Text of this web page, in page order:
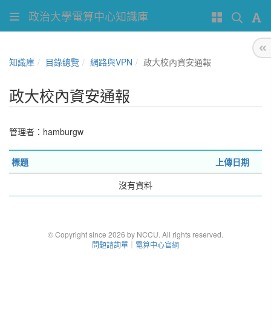
政治大學電算中心知識庫
知識庫 目錄總覽 網路與VPN 政大校內資安通報
政大校內資安通報
管理者： hamburgw
標題
上傳日期
沒有資料
© Copyright since 2026 by NCCU. All rights reserved.
問題諮詢單 ｜ 電算中心官網